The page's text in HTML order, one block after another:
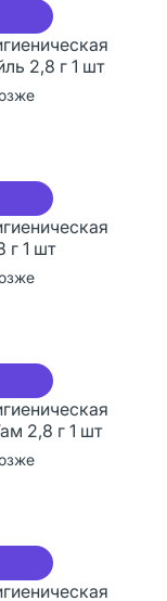
2,8 г 1 шт
г 1 шт
2,8 г 1 шт